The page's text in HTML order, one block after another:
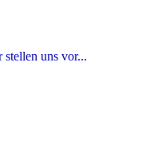
uns vor...